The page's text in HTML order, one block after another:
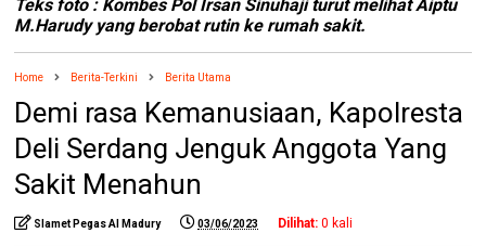
Teks foto : Kombes Pol Irsan Sinuhaji turut melihat Aiptu
M.Harudy yang berobat rutin ke rumah sakit.
Home Berita-Terkini Berita Utama
Demi rasa Kemanusiaan, Kapolresta
Deli Serdang Jenguk Anggota Yang
Sakit Menahun
Slamet Pegas Al Madury 03/06/2023 Dilihat: 0 kali